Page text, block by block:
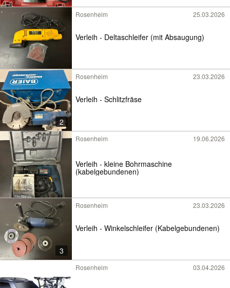
Rosenheim 25.03.2026
Verleih - Deltaschleifer (mit Absaugung)
2
Rosenheim 23.03.2026
Verleih - Schlitzfräse
Rosenheim 19.06.2026
Verleih - kleine Bohrmaschine
(kabelgebundenen)
3
Rosenheim 23.03.2026
Verleih - Winkelschleifer (Kabelgebundenen)
Rosenheim 03.04.2026